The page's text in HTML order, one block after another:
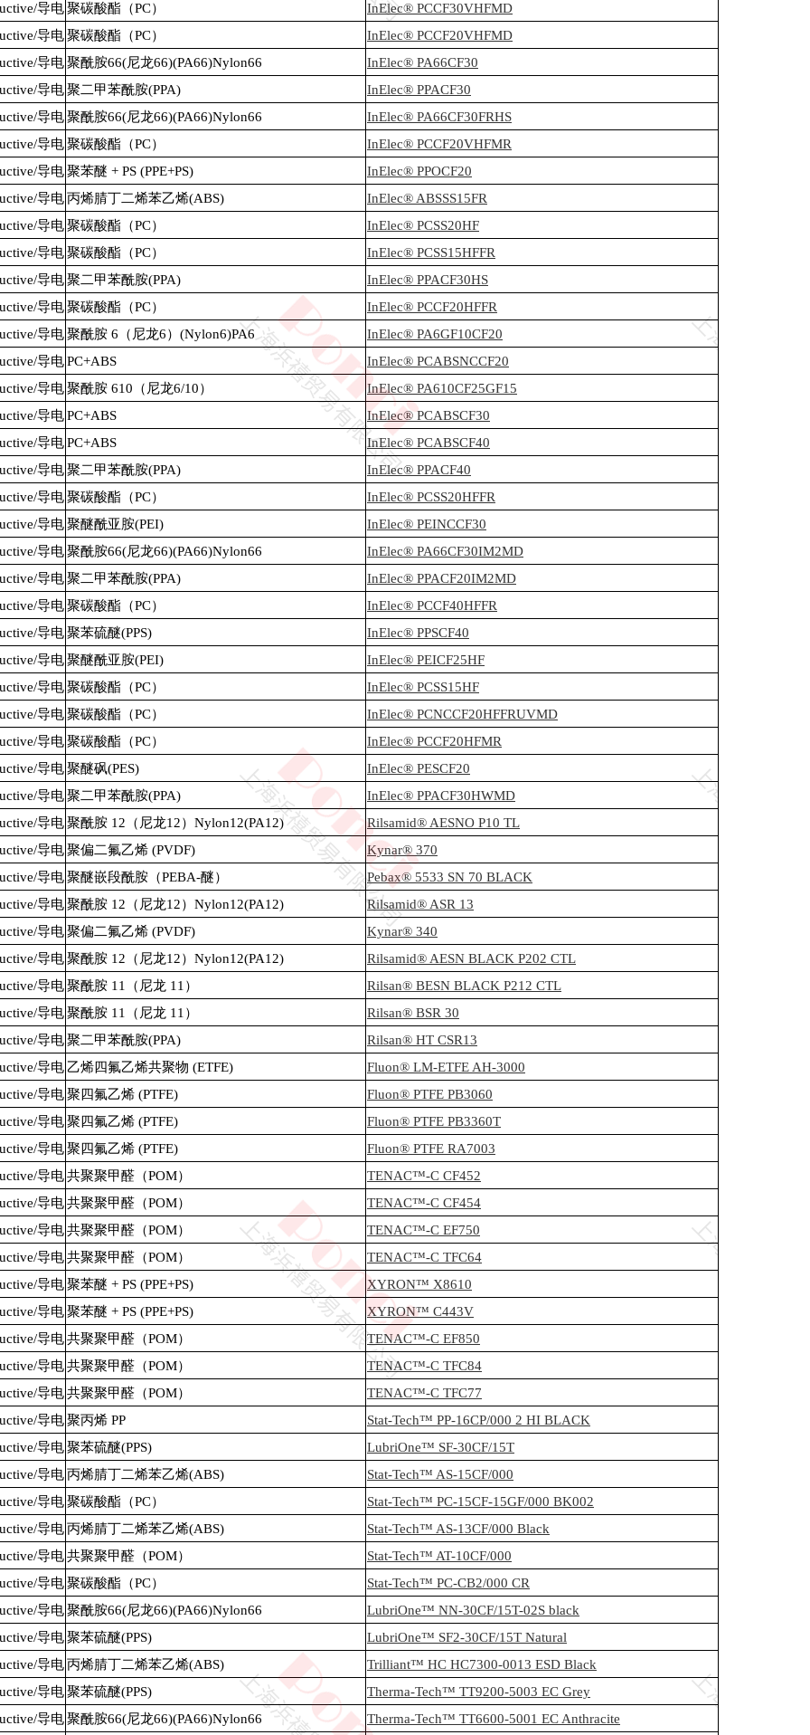
导电聚碳酸酯（PC）
InElec® PCCF30VHFMD
导电聚碳酸酯（PC）
InElec® PCCF20VHFMD
导电聚酰胺66(尼龙66)(PA66)Nylon66
InElec® PA66CF30
导电聚二甲苯酰胺(PPA)
InElec® PPACF30
导电聚酰胺66(尼龙66)(PA66)Nylon66
InElec® PA66CF30FRHS
导电聚碳酸酯（PC）
InElec® PCCF20VHFMR
导电聚苯醚 + PS (PPE+PS)
InElec® PPOCF20
导电丙烯腈丁二烯苯乙烯(ABS)
InElec® ABSSS15FR
导电聚碳酸酯（PC）
InElec® PCSS20HF
导电聚碳酸酯（PC）
InElec® PCSS15HFFR
导电聚二甲苯酰胺(PPA)
InElec® PPACF30HS
导电聚碳酸酯（PC）
InElec® PCCF20HFFR
导电聚酰胺 6（尼龙6）(Nylon6)PA6
InElec® PA6GF10CF20
导电PC+ABS
InElec® PCABSNCCF20
导电聚酰胺 610（尼龙6/10）
InElec® PA610CF25GF15
导电PC+ABS
InElec® PCABSCF30
导电PC+ABS
InElec® PCABSCF40
导电聚二甲苯酰胺(PPA)
InElec® PPACF40
导电聚碳酸酯（PC）
InElec® PCSS20HFFR
导电聚醚酰亚胺(PEI)
InElec® PEINCCF30
导电聚酰胺66(尼龙66)(PA66)Nylon66
InElec® PA66CF30IM2MD
导电聚二甲苯酰胺(PPA)
InElec® PPACF20IM2MD
导电聚碳酸酯（PC）
InElec® PCCF40HFFR
导电聚苯硫醚(PPS)
InElec® PPSCF40
导电聚醚酰亚胺(PEI)
InElec® PEICF25HF
导电聚碳酸酯（PC）
InElec® PCSS15HF
导电聚碳酸酯（PC）
InElec® PCNCCF20HFFRUVMD
导电聚碳酸酯（PC）
InElec® PCCF20HFMR
导电聚醚砜(PES)
InElec® PESCF20
导电聚二甲苯酰胺(PPA)
InElec® PPACF30HWMD
导电聚酰胺 12（尼龙12）Nylon12(PA12)
Rilsamid® AESNO P10 TL
导电聚偏二氟乙烯 (PVDF)
Kynar® 370
导电聚醚嵌段酰胺（PEBA-醚）
Pebax® 5533 SN 70 BLACK
导电聚酰胺 12（尼龙12）Nylon12(PA12)
Rilsamid® ASR 13
导电聚偏二氟乙烯 (PVDF)
Kynar® 340
导电聚酰胺 12（尼龙12）Nylon12(PA12)
Rilsamid® AESN BLACK P202 CTL
导电聚酰胺 11（尼龙 11）
Rilsan® BESN BLACK P212 CTL
导电聚酰胺 11（尼龙 11）
Rilsan® BSR 30
导电聚二甲苯酰胺(PPA)
Rilsan® HT CSR13
导电乙烯四氟乙烯共聚物 (ETFE)
Fluon® LM-ETFE AH-3000
导电聚四氟乙烯 (PTFE)
Fluon® PTFE PB3060
导电聚四氟乙烯 (PTFE)
Fluon® PTFE PB3360T
导电聚四氟乙烯 (PTFE)
Fluon® PTFE RA7003
导电共聚聚甲醛（POM）
TENAC™-C CF452
导电共聚聚甲醛（POM）
TENAC™-C CF454
导电共聚聚甲醛（POM）
TENAC™-C EF750
导电共聚聚甲醛（POM）
TENAC™-C TFC64
导电聚苯醚 + PS (PPE+PS)
XYRON™ X8610
导电聚苯醚 + PS (PPE+PS)
XYRON™ C443V
导电共聚聚甲醛（POM）
TENAC™-C EF850
导电共聚聚甲醛（POM）
TENAC™-C TFC84
导电共聚聚甲醛（POM）
TENAC™-C TFC77
导电聚丙烯 PP
Stat-Tech™ PP-16CP/000 2 HI BLACK
导电聚苯硫醚(PPS)
LubriOne™ SF-30CF/15T
导电丙烯腈丁二烯苯乙烯(ABS)
Stat-Tech™ AS-15CF/000
导电聚碳酸酯（PC）
Stat-Tech™ PC-15CF-15GF/000 BK002
导电丙烯腈丁二烯苯乙烯(ABS)
Stat-Tech™ AS-13CF/000 Black
导电共聚聚甲醛（POM）
Stat-Tech™ AT-10CF/000
导电聚碳酸酯（PC）
Stat-Tech™ PC-CB2/000 CR
导电聚酰胺66(尼龙66)(PA66)Nylon66
LubriOne™ NN-30CF/15T-02S black
导电聚苯硫醚(PPS)
LubriOne™ SF2-30CF/15T Natural
导电丙烯腈丁二烯苯乙烯(ABS)
Trilliant™ HC HC7300-0013 ESD Black
导电聚苯硫醚(PPS)
Therma-Tech™ TT9200-5003 EC Grey
导电聚酰胺66(尼龙66)(PA66)Nylon66 Therma-Tech™ TT6600-5001 EC Anthracite